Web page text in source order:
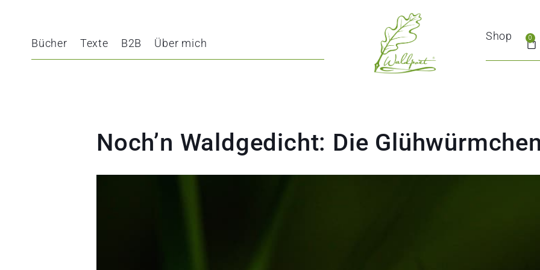
Bücher Texte B2B Über mich
Shop 0
Noch’n Waldgedicht: Die